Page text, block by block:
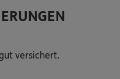
versichert.